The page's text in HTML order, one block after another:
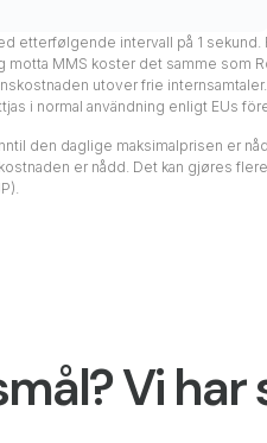
intervall på 1
MMS koster det samme som
utover frie
i normal användning enligt EUs
den daglige maksimalprisen er
er nådd. Det kan gjøres
Vi har